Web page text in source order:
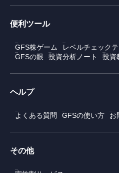
便利ツール
GFS株ゲーム レベルチェックテ
GFSの眼
投資分析ノート 投資
ヘルプ
よくある質問 GFSの使い方 お
その他